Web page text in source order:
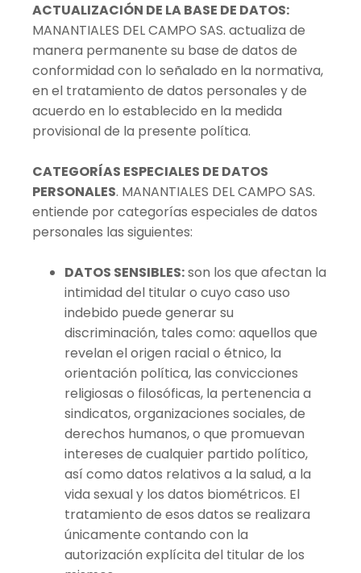
ACTUALIZACIÓN DE LA BASE DE DATOS:
MANANTIALES DEL CAMPO SAS. actualiza de
manera permanente su base de datos de
conformidad con lo señalado en la normativa,
en el tratamiento de datos personales y de
acuerdo en lo establecido en la medida
provisional de la presente política.
CATEGORÍAS ESPECIALES DE DATOS
PERSONALES. MANANTIALES DEL CAMPO SAS.
entiende por categorías especiales de datos
personales las siguientes:
DATOS SENSIBLES:son los que afectan la
intimidad del titular o cuyo caso uso
indebido puede generar su
discriminación, tales como: aquellos que
revelan el origen racial o étnico, la
orientación política, las convicciones
religiosas o filosóficas, la pertenencia a
sindicatos, organizaciones sociales, de
derechos humanos, o que promuevan
intereses de cualquier partido político,
así como datos relativos a la salud, a la
vida sexual y los datos biométricos. El
tratamiento de esos datos se realizara
únicamente contando con la
autorización explícita del titular de los